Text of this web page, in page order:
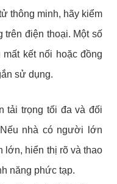
thông minh, hãy kiểm
trên điện thoại. Một số
kết nối hoặc đồng
sử dụng.
tải trọng tối đa và đối
nhà có người lớn
lớn, hiển thị rõ và thao
năng phức tạp.